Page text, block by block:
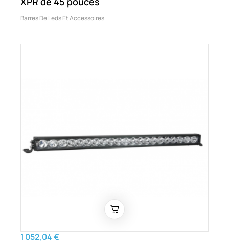
Barres De Leds Et Accessoires
1 052,04 €